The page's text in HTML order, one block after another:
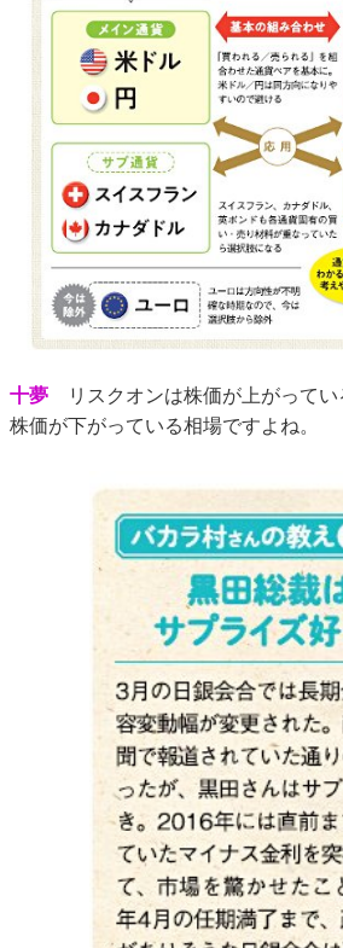
十夢 リスクオンは株価が上がってい
株価が下がっている相場ですよね。